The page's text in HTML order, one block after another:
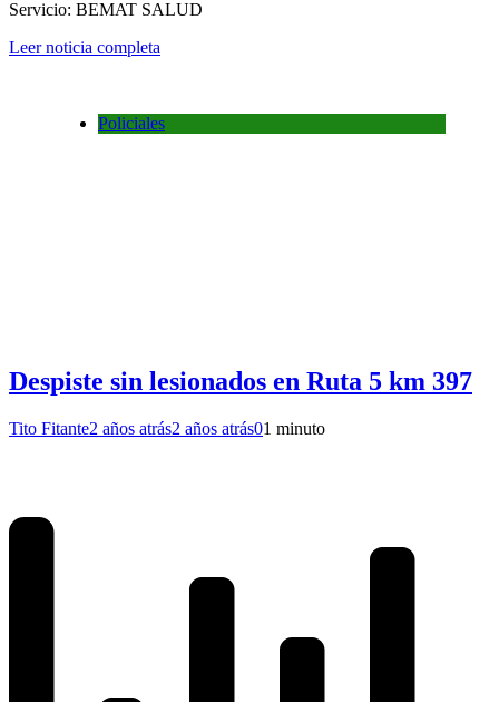
Servicio: BEMAT SALUD
Leer noticia completa
Policiales
Despiste sin lesionados en Ruta 5 km 397
Tito Fitante2 años atrás2 años atrás01 minuto